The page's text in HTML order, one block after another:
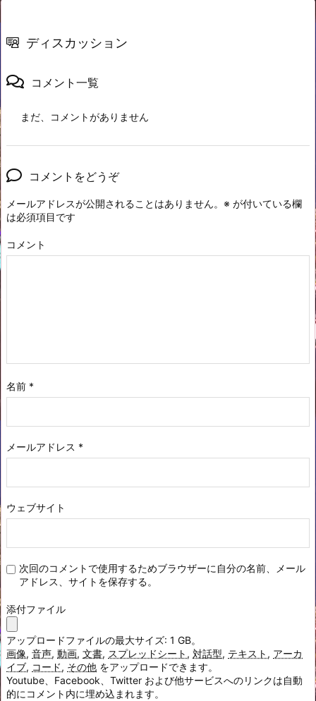
ディスカッション
コメント一覧
まだ、コメントがありません
コメントをどうぞ
メールアドレスが公開されることはありません。 ※ が付いている欄
は必須項目です
コメント
名前 *
メールアドレス *
ウェブサイト
次回のコメントで使用するためブラウザーに自分の名前、メール
アドレス、サイトを保存する。
添付ファイル
アップロードファイルの最大サイズ: 1 GB。
画像, 音声, 動画, 文書, スプレッドシート , 対話型, テキスト , アーカ
イブ, コード, その他 をアップロードできます。
Youtube、Facebook、Twitter および他サービスへのリンクは自動
的にコメント内に埋め込まれます。